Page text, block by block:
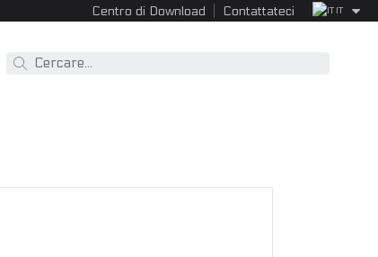
Centro di Download Contattateci IT